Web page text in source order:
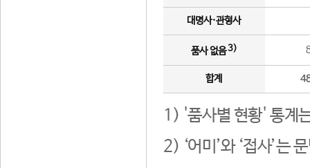
대명사·관형사
품사 없음3)
합계
1) '품사별 현황' 통계
2) ‘어미’와 ‘접사’는